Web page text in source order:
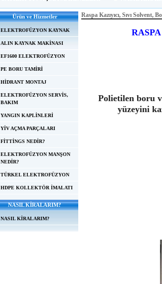
Ürün ve Hizmetler
ELEKTROFÜZYON KAYNAK
ALIN KAYNAK MAKİNASI
EF1600 ELEKTROFÜZYON
PE BORU TAMİRİ
HİDRANT MONTAJ
ELEKTROFÜZYON SERVİS,
BAKIM
YANGIN KAPLİNLERİ
YİV AÇMA PARÇALARI
FİTTİNGS NEDİR?
ELEKTROFÜZYON MANŞON
NEDİR?
TÜRKEL ELEKTROFÜZYON
HDPE KOLLEKTÖR İMALATI
NASIL KİRALARIM?
NASIL KİRALARIM?
Raspa Kazıyıcı, Sıvı Solvent,
Polietilen boru
yüzeyini